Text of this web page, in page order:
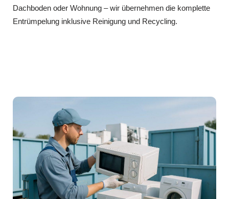
Dachboden oder Wohnung – wir übernehmen die komplette
Entrümpelung inklusive Reinigung und Recycling.